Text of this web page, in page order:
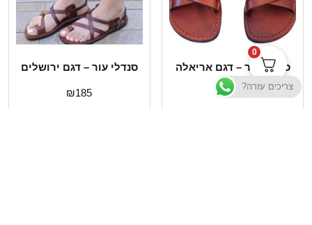
סנדלי עור – דגם אריאלה
₪180
סנדלי עור – דגם ירושלים
₪185
צריכים עזרה?
0